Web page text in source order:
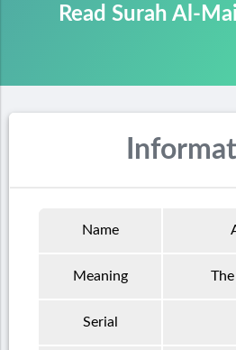
Read Surah Al-
Name
Meaning
Serial